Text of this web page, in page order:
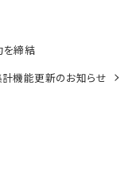
を締結
計機能更新のお知らせ